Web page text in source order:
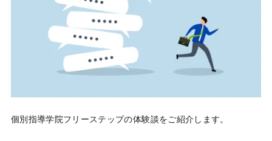
個別指導学院フリーステップの体験談をご紹介します。